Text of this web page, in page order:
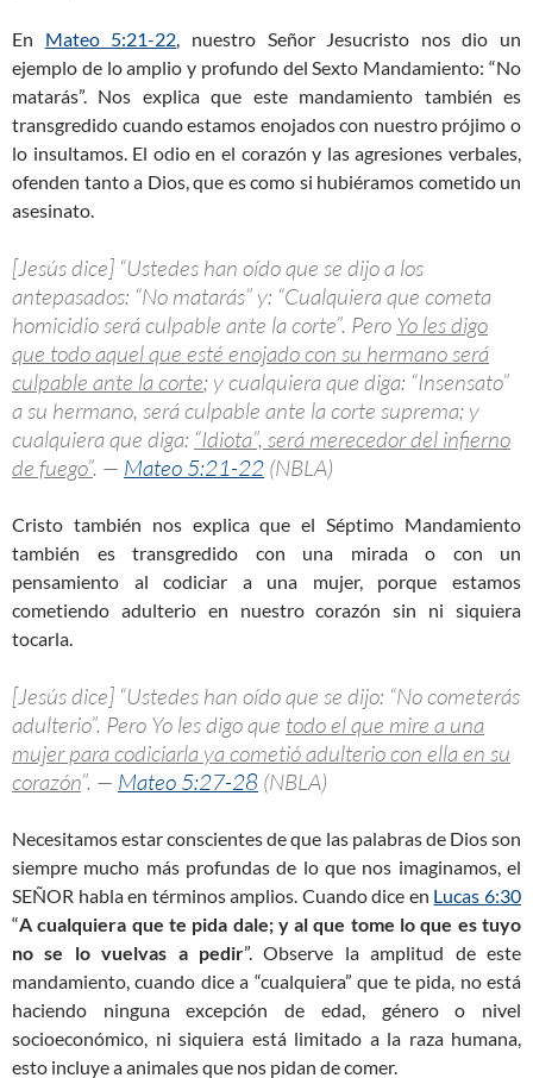
En Mateo 5:21-22, nuestro Señor Jesucristo nos dio un
ejemplo de lo amplio y profundo del Sexto Mandamiento: “No
matarás”. Nos explica que este mandamiento también es
transgredido cuando estamos enojados con nuestro prójimo o
lo insultamos. El odio en el corazón y las agresiones verbales,
ofenden tanto a Dios, que es como si hubiéramos cometido un
asesinato.
[Jesús dice] “Ustedes han oído que se dijo a los
antepasados: “No matarás” y: “Cualquiera que cometa
homicidio será culpable ante la corte”. Pero Yo les digo
que todo aquel que esté enojado con su hermano será
culpable ante la corte; y cualquiera que diga: “Insensato”
a su hermano, será culpable ante la corte suprema; y
cualquiera que diga: “Idiota”, será merecedor del infierno
de fuego”. — Mateo 5:21-22 (NBLA)
Cristo también nos explica que el Séptimo Mandamiento
también es transgredido con una mirada o con un
pensamiento al codiciar a una mujer, porque estamos
cometiendo adulterio en nuestro corazón sin ni siquiera
tocarla.
[Jesús dice] “Ustedes han oído que se dijo: “No cometerás
adulterio”. Pero Yo les digo que todo el que mire a una
mujer para codiciarla ya cometió adulterio con ella en su
corazón”. — Mateo 5:27-28 (NBLA)
Necesitamos estar conscientes de que las palabras de Dios son
siempre mucho más profundas de lo que nos imaginamos, el
SEÑOR habla en términos amplios. Cuando dice en Lucas 6:30
“A cualquiera que te pida dale; y al que tome lo que es tuyo
no se lo vuelvas a pedir”. Observe la amplitud de este
mandamiento, cuando dice a “cualquiera” que te pida, no está
haciendo ninguna excepción de edad, género o nivel
socioeconómico, ni siquiera está limitado a la raza humana,
esto incluye a animales que nos pidan de comer.